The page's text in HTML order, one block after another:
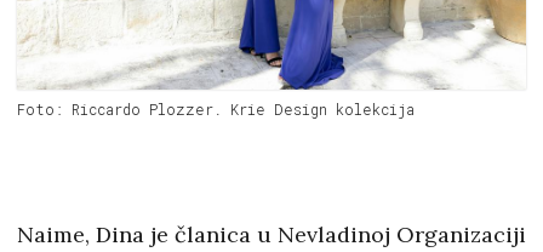
Foto: Riccardo Plozzer. Krie Design kolekcija
Naime, Dina je članica u Nevladinoj Organizaciji